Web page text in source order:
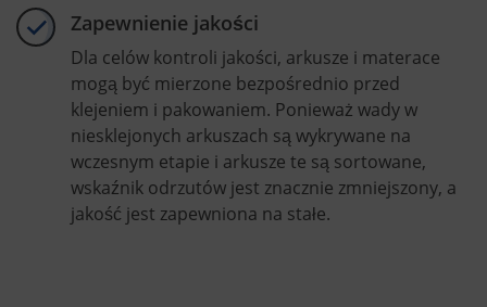
Zapewnienie jakości
Dla celów kontroli jakości, arkusze i materace
mogą być mierzone bezpośrednio przed
klejeniem i pakowaniem. Ponieważ wady w
niesklejonych arkuszach są wykrywane na
wczesnym etapie i arkusze te są sortowane,
wskaźnik odrzutów jest znacznie zmniejszony, a
jakość jest zapewniona na stałe.